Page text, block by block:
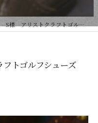
リストクラフトゴルフシューズ ソフトスパイク...
トゴルフシューズ